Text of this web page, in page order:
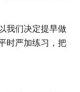
我们决定提早做
时严加练习，把